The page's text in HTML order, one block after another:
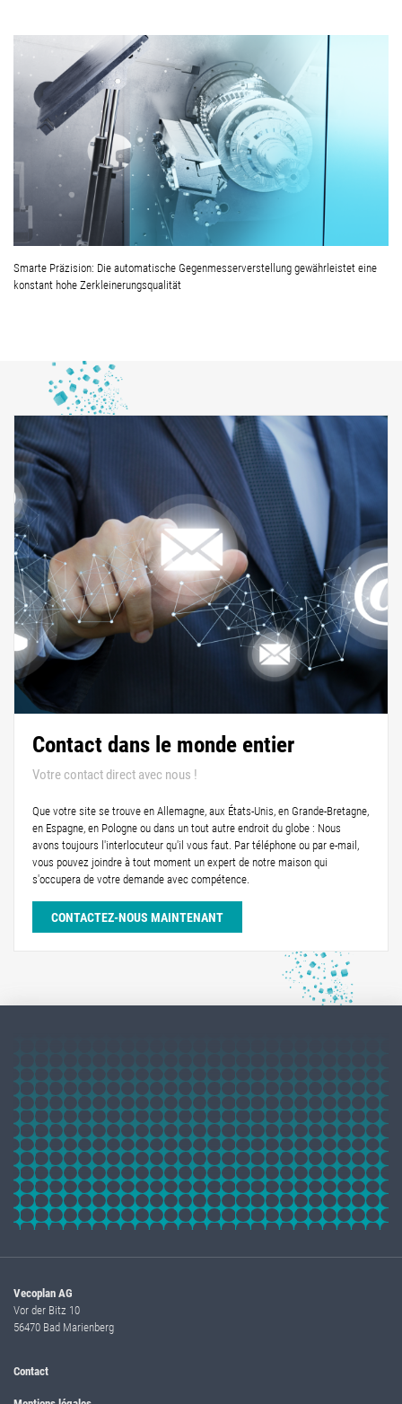
Smarte Präzision: Die automatische Gegenmesserverstellung gewährleistet eine
konstant hohe Zerkleinerungsqualität
Contact dans le monde entier
Votre contact direct avec nous !
Que votre site se trouve en Allemagne, aux États-Unis, en Grande-Bretagne,
en Espagne, en Pologne ou dans un tout autre endroit du globe : Nous
avons toujours l'interlocuteur qu'il vous faut. Par téléphone ou par e-mail,
vous pouvez joindre à tout moment un expert de notre maison qui
s'occupera de votre demande avec compétence.
CONTACTEZ-NOUS MAINTENANT
Vecoplan AG
Vor der Bitz 10
56470 Bad Marienberg
Contact